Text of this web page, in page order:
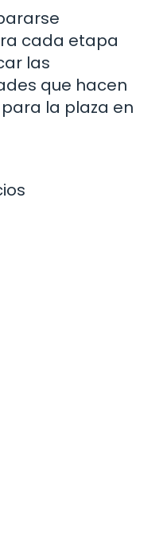
cada etapa
las
que hacen
la plaza en